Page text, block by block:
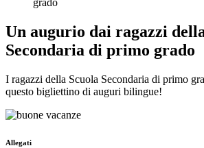
grado
Un augurio dai ragazzi
Secondaria di primo grado
I ragazzi della Scuola Secondaria di primo
questo bigliettino di auguri bilingue!
Allegati